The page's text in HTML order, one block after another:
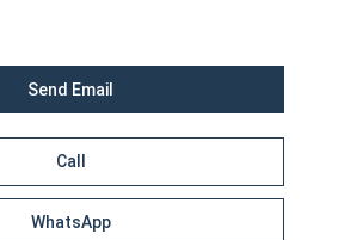
Send Email
Call
WhatsApp